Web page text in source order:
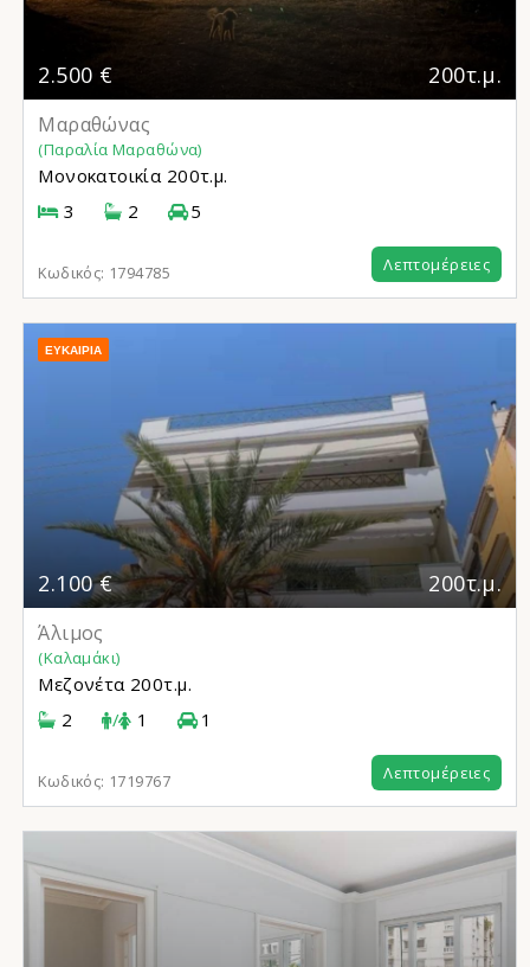
2.500 € 200τ.μ.
Μαραθώνας
(Παραλία Μαραθώνα)
Μονοκατοικία 200τ.μ.
3
2 5
Κωδικός: 1794785 Λεπτομέρειες
ΕΥΚΑΙΡΊΑ
2.100 € 200τ.μ.
Άλιμος
(Καλαμάκι)
Μεζονέτα 200τ.μ.
2
/ 1 1
Κωδικός: 1719767 Λεπτομέρειες